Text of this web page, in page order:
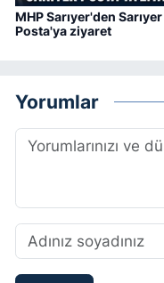
MHP Sarıyer'den Sarıyer
Posta'ya ziyaret
Yorumlar